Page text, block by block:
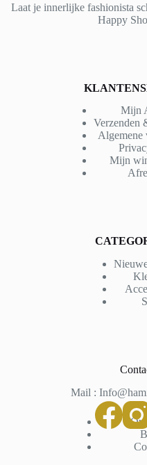
Laat je innerlijke fashionista
Happy
Mijn
Verzenden
Algemene
Mijn
Mail :